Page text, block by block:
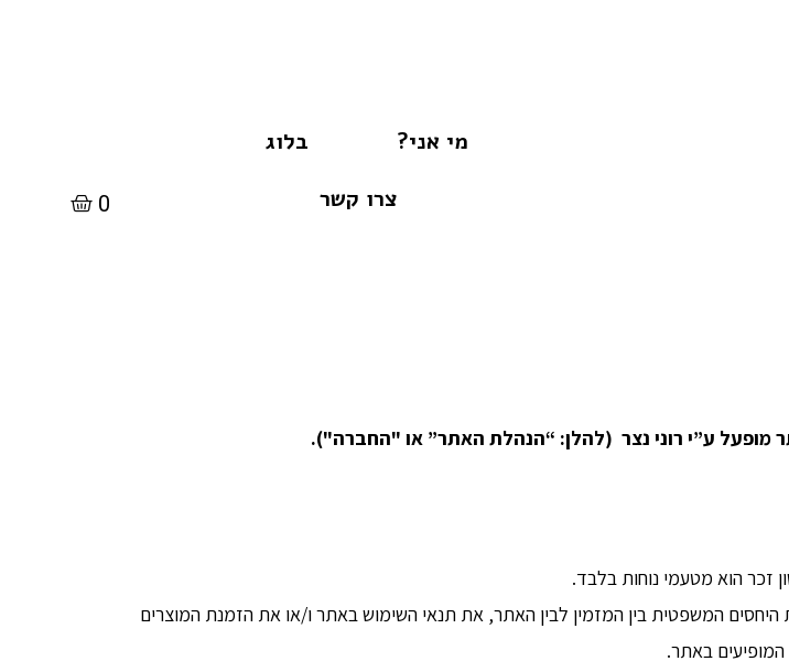
מי אני?
בלוג
צרו קשר
0
זכר הוא מטעמי נוחות בלבד.
המשפטית בין המזמין לבין האתר, את תנאי השימוש באתר ו/או את הזמנת המוצרים
באתר.